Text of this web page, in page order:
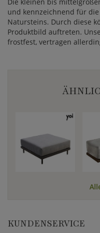
und kennzeichnend für
Natursteins. Durch diese
Produktbild auftreten.
frostfest, vertragen
KUNDENSERVICE